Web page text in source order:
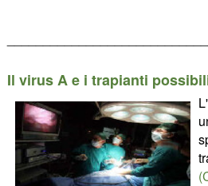
Il virus A e i trapianti